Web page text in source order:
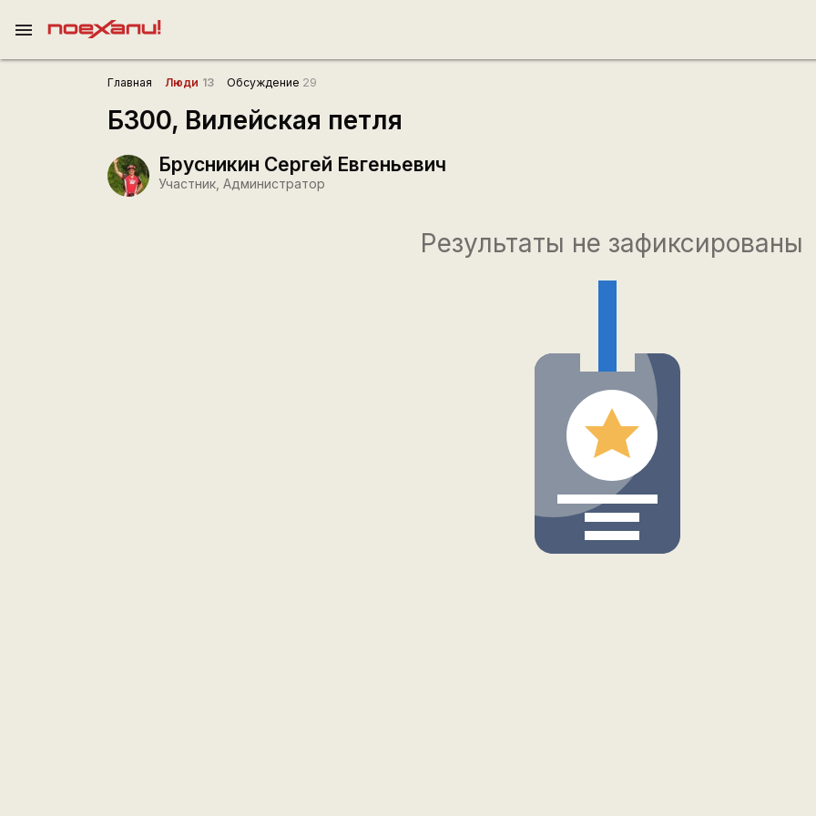
menu
Главная Люди 13 Обсуждение 29
Б300, Вилейская петля
Брусникин Сергей Евгеньевич
Участник, Администратор
Результаты не зафиксированы